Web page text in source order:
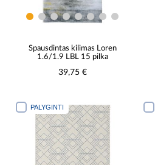
Spausdintas kilimas Loren
1.6/1.9 LBL 15 pilka
39,75 €
PALYGINTI